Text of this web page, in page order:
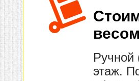
Ручной
этаж.